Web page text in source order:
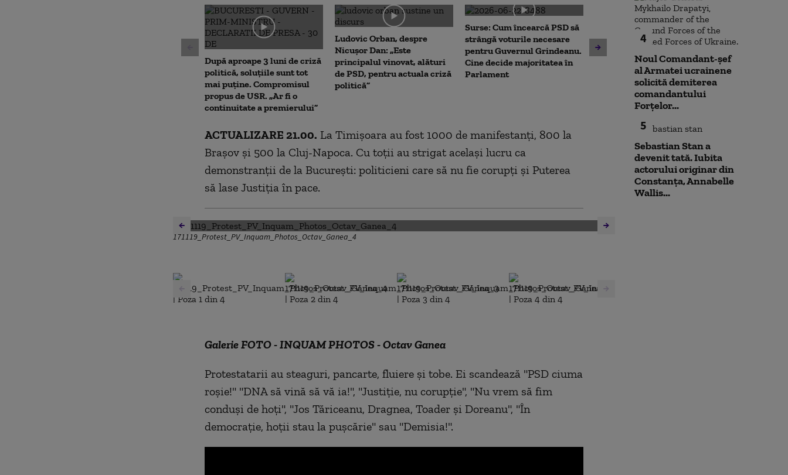
0
secondsVolume
90%
După aproape 3 luni de criză
politică, soluțiile sunt tot
mai puține. Compromisul
propus de USR. „Ar fi o
continuitate a premierului”
Ludovic Orban, despre
Nicușor Dan: „Este
principalul vinovat, alături
de PSD, pentru actuala criză
politică”
Surse: Cum încearcă PSD să
strângă voturile necesare
pentru Guvernul Grindeanu.
Cine decide majoritatea în
Parlament
Patru mari orașe au început
deja să aplice măsuri pentru
limitarea consumului de
curent electric. Ce va face
Alertă pe o
observate
ISU și Poliția
ACTUALIZARE 21.00. La Timişoara au fost 1000 de manifestanţi, 800 la
Braşov şi 500 la Cluj-Napoca. Cu toţii au strigat acelaşi lucru ca
demonstranţii de la Bucureşti: politicieni care să nu fie corupţi şi Puterea
să lase Justiţia în pace.
171119_Protest_PV_Inquam_Photos_Octav_Ganea_4
Galerie FOTO - INQUAM PHOTOS - Octav Ganea
Protestatarii au steaguri, pancarte, fluiere și tobe. Ei scandează "PSD ciuma
roșie!" "DNA să vină să vă ia!", "Justiție, nu corupție", "Nu vrem să fim
conduși de hoți", "Jos Tăriceanu, Dragnea, Toader și Doreanu", "În
democrație, hoții stau la pușcărie" sau "Demisia!".
4
Noul Comandant-șef
al Armatei ucrainene
solicită demiterea
comandantului
Forțelor...
5
Sebastian Stan a
devenit tată. Iubita
actorului originar din
Constanța, Annabelle
Wallis...